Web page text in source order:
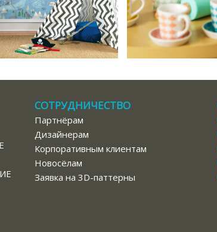
СОТРУДНИЧЕСТВО
Партнёрам
Дизайнерам
Корпоративным клиентам
Новосёлам
Заявка на 3D-паттерны